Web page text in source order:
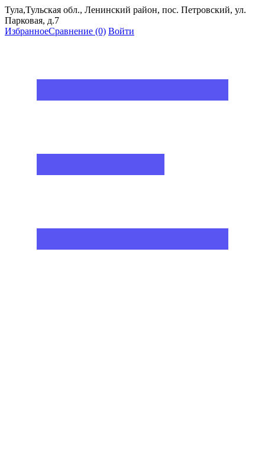
Тула,Тульская обл., Ленинский район, пос. Петровский, ул.
Парковая, д.7
ИзбранноеСравнение (0) Войти